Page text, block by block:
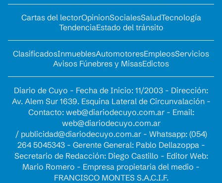
Cartas del lectorOpinionSocialesSaludTecnología
TendenciaEstado del tránsito
ClasificadosInmueblesAutomotoresEmpleosServicios
Avisos Fúnebres y MisasEdictos
Diario de Cuyo - Fecha de Inicio: 11/2003 - Dirección:
Av. Alem Sur 1639. Esquina Lateral de Circunvalación -
Contacto: web@diariodecuyo.com.ar- Email:
web@diariodecuyo.com.ar
/ publicidad@diariodecuyo.com.ar- Whatsapp: (054)
264 5045343 - Gerente General: Pablo Dellazoppa -
Secretario de Redacción: Diego Castillo - Editor Web:
Mario Romero - Empresa propietaria del medio -
FRANCISCO MONTES S.A.C.I.F.